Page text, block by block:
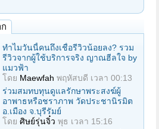
ทำไมวันนี้คนถึงเชื่อรีวิวน้อยลง? รวม
รีวิวจากผู้ใช้บริการจริง ญาณฮีลใจ by
แมวฟ้า
โดย Maewfah พฤหัสบดี เวลา 00:13
ร่วมสมทบทุนดูแลรักษาพระสงฆ์ผู้
อาพาธหรือชราภาพ วัดประชานิรมิต
อ.เมือง จ.บุรีรัมย์
โดย ศิษย์รุ่นจิ๋ว พุธ เวลา 15:16